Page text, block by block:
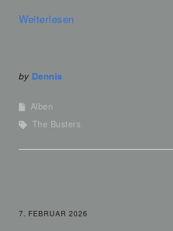
Weiterlesen
by Dennis
Alben
The Busters
7. FEBRUAR 2026